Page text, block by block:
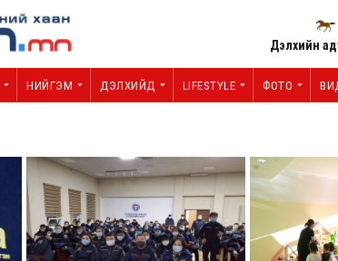
Дэлхийн
НИЙГЭМ ДЭЛХИЙД LIFESTYLE ФОТО